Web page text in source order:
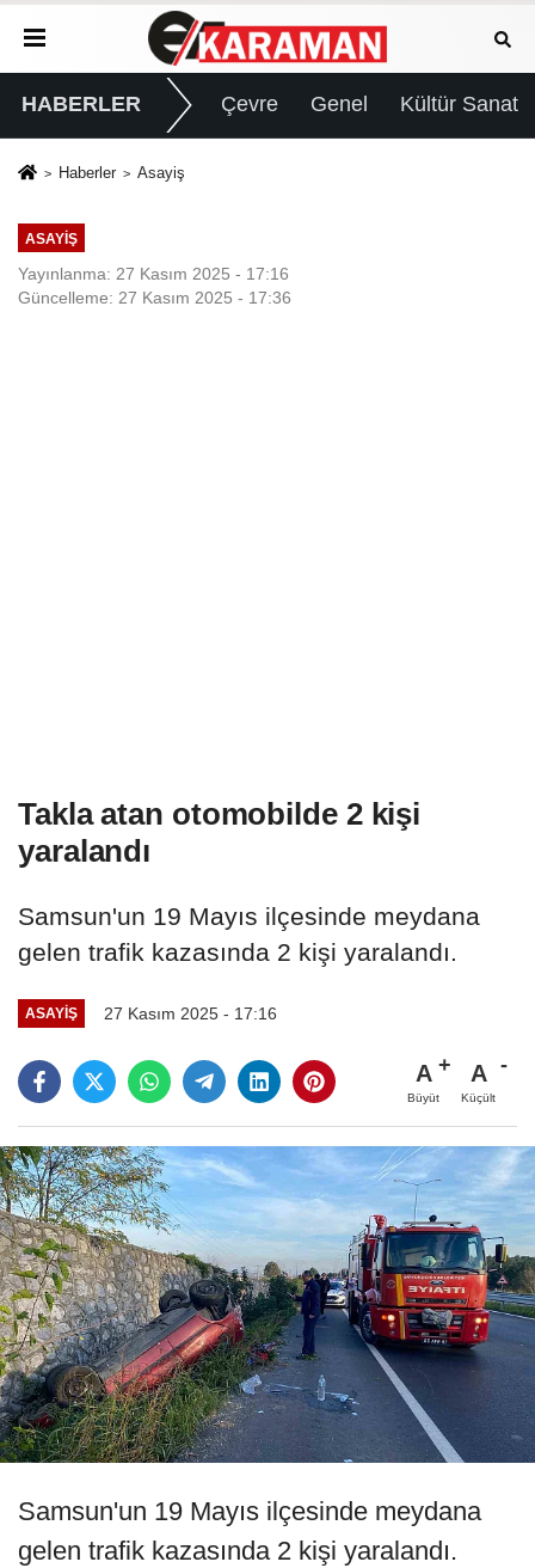
HABERLER Çevre Genel Kültür Sanat
Haberler Asayiş
ASAYIŞ
Yayınlanma: 27 Kasım 2025 - 17:16
Güncelleme: 27 Kasım 2025 - 17:36
Takla atan otomobilde 2 kişi
yaralandı
Samsun'un 19 Mayıs ilçesinde meydana
gelen trafik kazasında 2 kişi yaralandı.
ASAYIŞ 27 Kasım 2025 - 17:16
A
Büyüt
A
Küçült
Samsun'un 19 Mayıs ilçesinde meydana
gelen trafik kazasında 2 kişi yaralandı.